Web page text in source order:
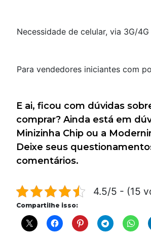
Necessidade de celular, via 3G/
Para vendedores iniciantes com
E ai, ficou com dúvidas
comprar? Ainda está em
Minizinha Chip ou a
Deixe seus
comentários.
4.5/5 - (15
Compartilhe isso: